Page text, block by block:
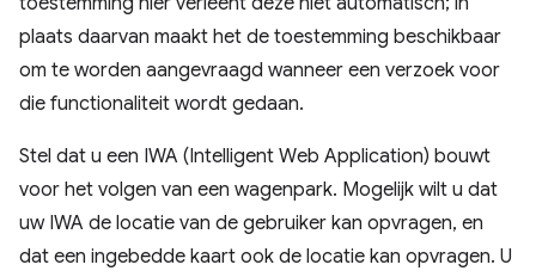
plaats daarvan maakt het de toestemming beschikbaar
om te worden aangevraagd wanneer een verzoek voor
die functionaliteit wordt gedaan.
Stel dat u een IWA (Intelligent Web Application) bouwt
voor het volgen van een wagenpark. Mogelijk wilt u dat
uw IWA de locatie van de gebruiker kan opvragen, en
dat een ingebedde kaart ook de locatie kan opvragen. U